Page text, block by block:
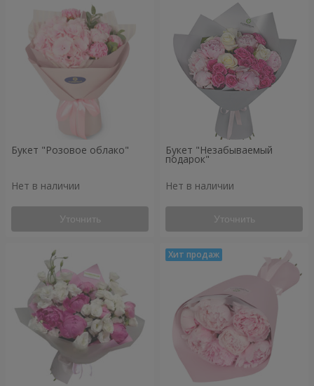
Букет "Розовое облако"
Нет в наличии
Уточнить
Букет "Незабываемый
подарок"
Нет в наличии
Уточнить